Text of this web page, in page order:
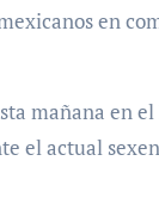
en
mañana en
el actual